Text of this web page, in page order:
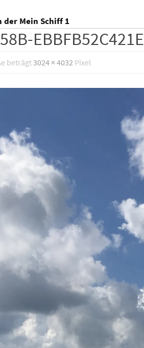
der Mein Schiff 1
EBBFB52C421E
beträgt3024 × 4032 Pixel